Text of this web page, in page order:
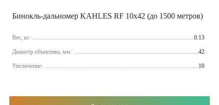
Бинокль-дальномер KAHLES RF 10x42 (до 1500 метров)
Вес, кг: 0.13
Диаметр объектива, мм: 42
Увеличение: 10